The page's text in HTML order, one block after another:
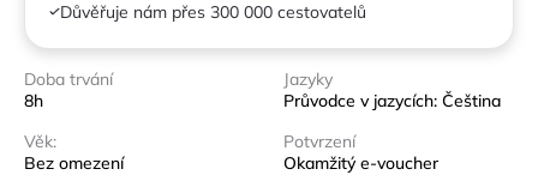
Důvěřuje nám přes 300 000 cestovatelů
Doba trvání
8h
Jazyky
Průvodce v jazycích: Čeština
Věk:
Bez omezení
Potvrzení
Okamžitý e-voucher